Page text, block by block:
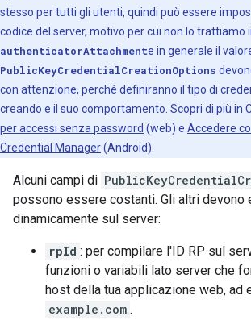
stesso per tutti gli utenti, quindi può essere
codice del server, motivo per cui non lo trattiamo
authenticatorAttachmente in generale il
PublicKeyCredentialCreationOptions
con attenzione, perché definiranno il tipo di
creando e il suo comportamento. Scopri di più in
per accessi senza password (web) e Accedere
Credential Manager(Android).
Alcuni campi di
possono essere costanti. Gli altri devono
dinamicamente sul server:
rpId : per compilare l'ID RP sul
funzioni o variabili lato server che
host della tua applicazione web, ad
example.com .